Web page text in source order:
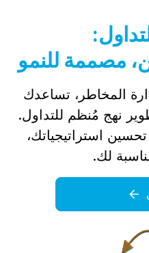
مصممة للنمو
المخاطر، تساعدك
نهج مُنظم للتداول.
استراتيجياتك،
لك.